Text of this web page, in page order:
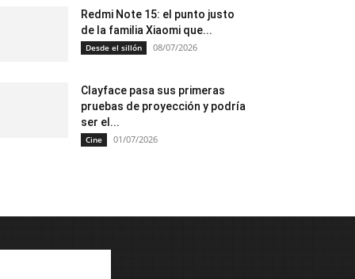
Redmi Note 15: el punto justo
de la familia Xiaomi que...
Desde el sillón 08/07/2026
Clayface pasa sus primeras
pruebas de proyección y podría
ser el...
Cine 01/07/2026